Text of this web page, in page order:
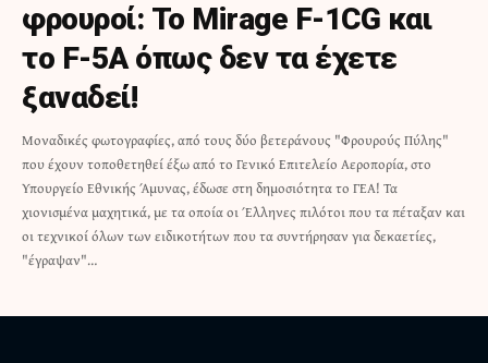
φρουροί: Το Mirage F-1CG και
το F-5A όπως δεν τα έχετε
ξαναδεί!
Μοναδικές φωτογραφίες, από τους δύο βετεράνους "Φρουρούς Πύλης"
που έχουν τοποθετηθεί έξω από το Γενικό Επιτελείο Αεροπορία, στο
Υπουργείο Εθνικής Άμυνας, έδωσε στη δημοσιότητα το ΓΕΑ! Τα
χιονισμένα μαχητικά, με τα οποία οι Έλληνες πιλότοι που τα πέταξαν και
οι τεχνικοί όλων των ειδικοτήτων που τα συντήρησαν για δεκαετίες,
"έγραψαν"…